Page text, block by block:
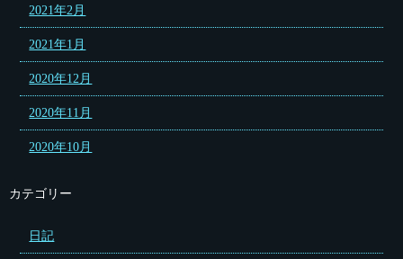
2021年2月
2021年1月
2020年12月
2020年11月
2020年10月
カテゴリー
日記